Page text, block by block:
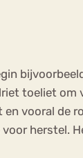
toeliet om
vooral de
herstel.